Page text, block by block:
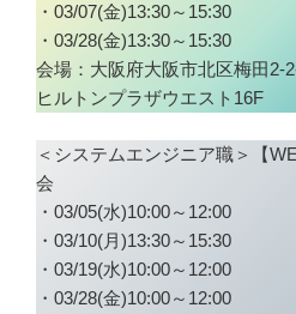
・03/07(金)13:30～15:30
・03/28(金)13:30～15:30
会場：大阪府大阪市北区梅田2-
ヒルトンプラザウエスト16F
＜システムエンジニア職＞【
会
・03/05(水)10:00～12:00
・03/10(月)13:30～15:30
・03/19(水)10:00～12:00
・03/28(金)10:00～12:00